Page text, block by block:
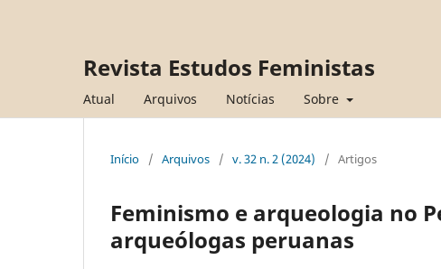
Revista Estudos Feministas
Atual Arquivos Notícias Sobre
Início / Arquivos / v. 32 n. 2 (2024) / Artigos
Feminismo e arqueologia no
arqueólogas peruanas